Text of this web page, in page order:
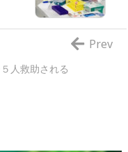
人救助される
Prev